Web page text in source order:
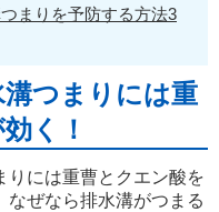
まりを予防する方法3
つまりには重
く！
りには重曹とクエン酸を
なぜなら排水溝がつまる